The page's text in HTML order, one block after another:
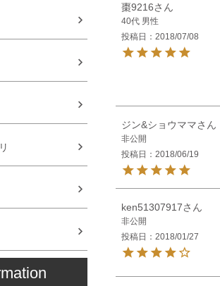
棗9216
40代 男性
投稿日
2018/07/08
ジン&ショウママ
非公開
投稿日
2018/06/19
ken51307917
非公開
投稿日
2018/01/27